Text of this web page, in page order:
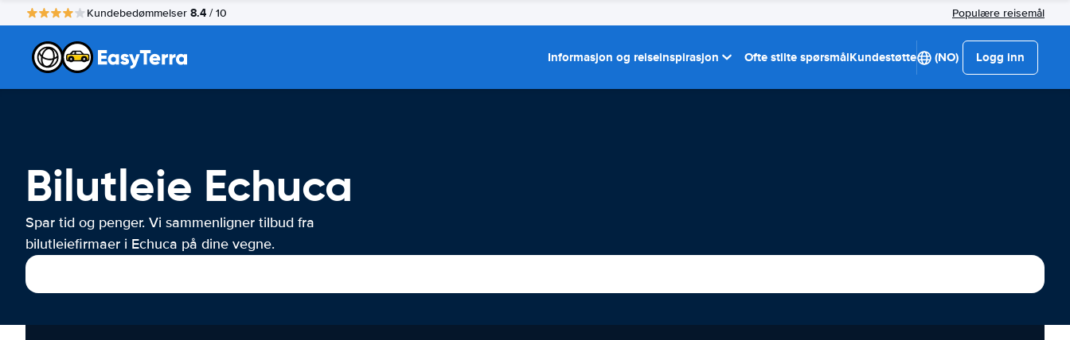
Kundebedømmelser 8.4 / 10 Populære reisemål
Informasjon og reiseinspirasjon Ofte stilte spørsmålKundestøtte (NO) Logg inn
Bilutleie Echuca
Spar tid og penger. Vi sammenligner tilbud fra
bilutleiefirmaer i Echuca på dine vegne.